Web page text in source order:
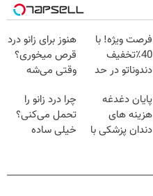
فرصت ویژه! با
40٪تخفیف
دندوناتو در حد
کن
هنوز برای زانو درد
قرص میخوری؟
وقتی می‌شه
درمانش کرد؟؟؟؟
پایان دغدغه
هزینه های
دندان پزشکی با
چرا درد زانو را
تحمل می‌کنی؟
خیلی ساده